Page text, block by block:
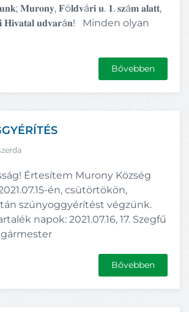
𝐌𝐮𝐫𝐨𝐧𝐲, 𝐅ö𝐥𝐝𝐯á𝐫𝐢 𝐮. 𝟏. 𝐬𝐳á𝐦 𝐚𝐥𝐚𝐭𝐭,
𝐇𝐢𝐯𝐚𝐭𝐚𝐥 𝐮𝐝𝐯𝐚𝐫á𝐧! Minden olyan
Bővebben
Értesítem Murony Község
én, csütörtökön,
szúnyoggyérítést végzünk.
napok: 2021.07.16, 17. Szegfű
Bővebben